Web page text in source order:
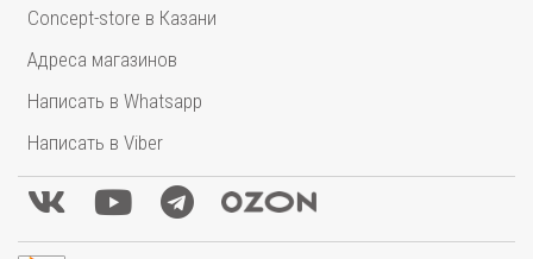
Concept-store в Казани
Адреса магазинов
Написать в Whatsapp
Написать в Viber